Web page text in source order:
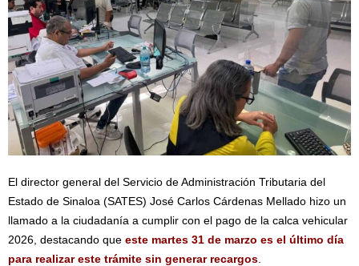
El director general del Servicio de Administración Tributaria del
Estado de Sinaloa (SATES) José Carlos Cárdenas Mellado hizo un
llamado a la ciudadanía a cumplir con el pago de la calca vehicular
2026, destacando que este martes 31 de marzo es el último día
para realizar este trámite sin generar recargos